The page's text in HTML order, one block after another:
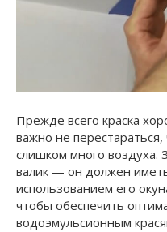
Прежде всего краска
важно не
слишком много воздуха.
валик — он должен
использованием его
чтобы обеспечить
водоэмульсионным